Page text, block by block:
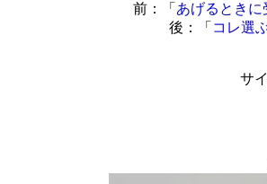
前：「 あげるときに
後：「 コレ選
サ